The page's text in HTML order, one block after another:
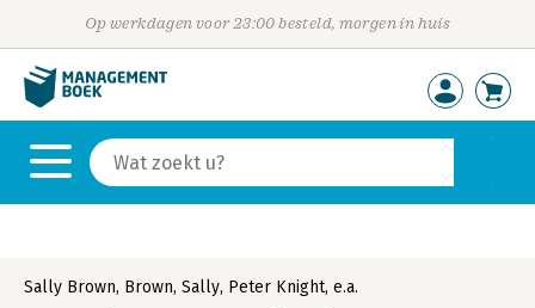
Op werkdagen voor 23:00 besteld, morgen in huis
Sally Brown, Brown, Sally, Peter Knight, e.a.